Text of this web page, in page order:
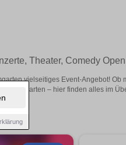
Theater, Comedy
vielseitiges Event-Angebot! Ob
Damgarten – hier finden alles im